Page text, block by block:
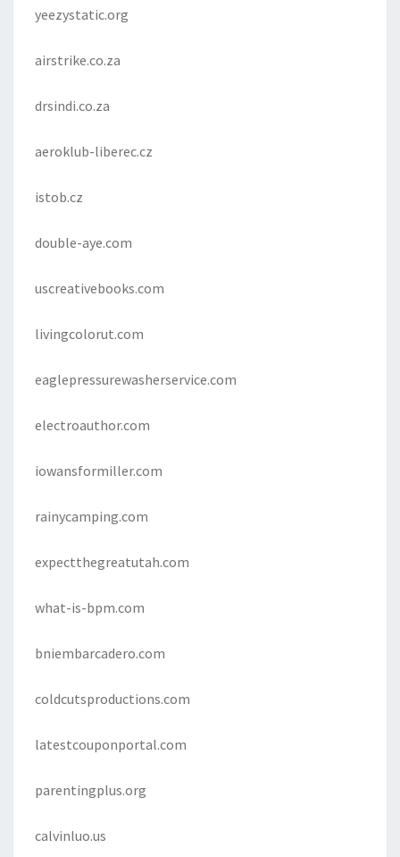
yeezystatic.org
airstrike.co.za
drsindi.co.za
aeroklub-liberec.cz
istob.cz
double-aye.com
uscreativebooks.com
livingcolorut.com
eaglepressurewasherservice.com
electroauthor.com
iowansformiller.com
rainycamping.com
expectthegreatutah.com
what-is-bpm.com
bniembarcadero.com
coldcutsproductions.com
latestcouponportal.com
parentingplus.org
calvinluo.us